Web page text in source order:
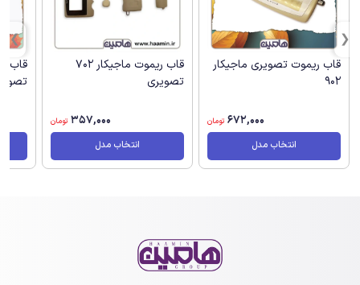
قاب ریموت تصویری ماجیکار
902
672,000 تومان
انتخاب مدل
قاب ریموت ماجیکار 702
تصویری
357,000 تومان
انتخاب مدل
قاب